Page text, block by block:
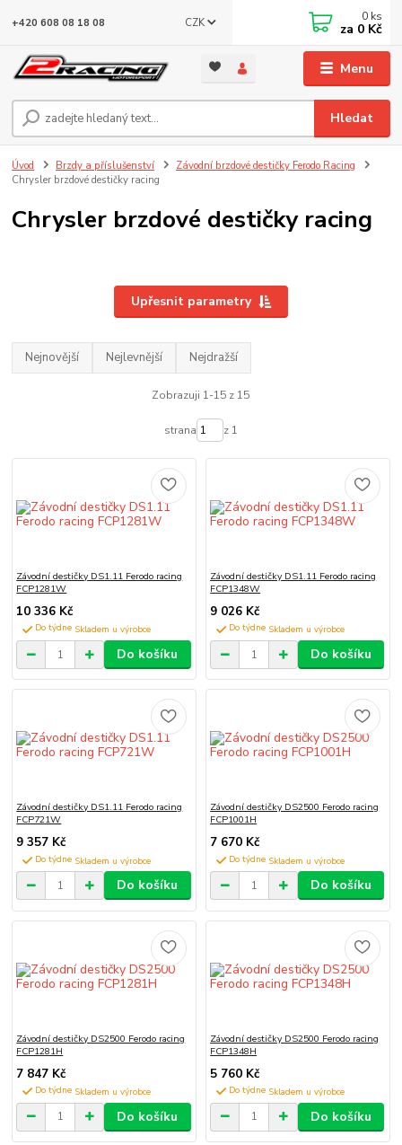
Menu
CZK
Hledat
+420 608 08 18 08 0 ks
za 0 Kč
Úvod Brzdy a příslušenství
Závodní brzdové destičky Ferodo Racing
Chrysler brzdové destičky racing
Chrysler brzdové destičky racing
Upřesnit parametry
Nejnovější Nejlevnější Nejdražší
Zobrazuji 1-15 z 15
strana z 1
Závodní destičky DS1.11 Ferodo racing
FCP1281W
10 336 Kč
Do týdne
Do košíku
Závodní destičky DS1.11 Ferodo racing
FCP1348W
9 026 Kč
Do týdne
Do košíku
Závodní destičky DS1.11 Ferodo racing
FCP721W
9 357 Kč
Do týdne
Do košíku
Závodní destičky DS2500 Ferodo racing
FCP1001H
7 670 Kč
Do týdne
Do košíku
Závodní destičky DS2500 Ferodo racing
FCP1281H
7 847 Kč
Do týdne
Do košíku
Závodní destičky DS2500 Ferodo racing
FCP1348H
5 760 Kč
Do týdne
Do košíku